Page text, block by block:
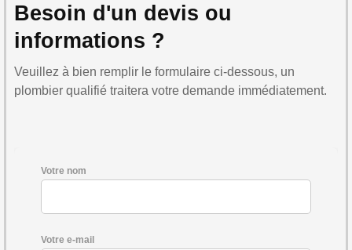
Besoin d'un devis ou
informations ?
Veuillez à bien remplir le formulaire ci-dessous, un
plombier qualifié traitera votre demande immédiatement.
Votre nom
Votre e-mail